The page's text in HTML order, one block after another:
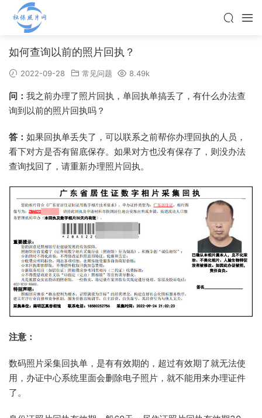
如何查询以前的照片回执？
2022-09-28 常见问题 8.49k
问： 我之前办理了照片回执，单回执单搞丢了，有什么办法查
询到以前的照片回执吗？
答： 如果回执单丢失了，可以联系之前帮你办理回执的人员，
看下对方是否有留底保存。如果对方也没有保存了，则没办法
查询找回了，请重新办理照片回执。
注意：
数码照片采集回执单，是有有效期的，超过有效期了就无法使
用，办证中心系统里面会删除电子照片，就不能用来办理证件
了。